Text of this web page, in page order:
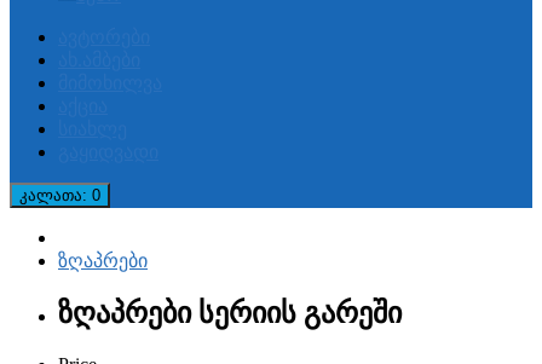
კალათა: 0
ზღაპრები
ზღაპრები სერიის გარეში